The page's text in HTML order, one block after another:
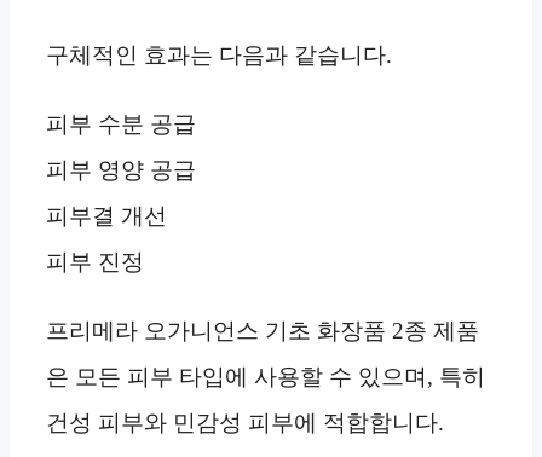
구체적인 효과는 다음과 같습니다.
피부 수분 공급
피부 영양 공급
피부결 개선
피부 진정
프리메라 오가니언스 기초 화장품 2종 제품
은 모든 피부 타입에 사용할 수 있으며, 특히
건성 피부와 민감성 피부에 적합합니다.